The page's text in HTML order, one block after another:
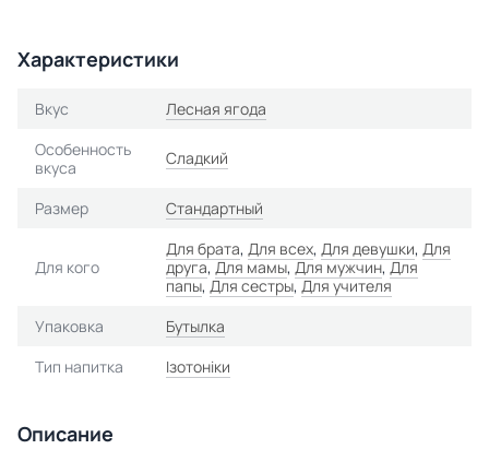
Характеристики
Вкус
Лесная ягода
Особенность
вкуса
Сладкий
Размер Стандартный
Для кого
Для брата, Для всех, Для девушки, Для
друга,Для мамы,Для мужчин,Для
папы,Для сестры,Для учителя
Упаковка
Бутылка
Тип напитка
Ізотоніки
Описание